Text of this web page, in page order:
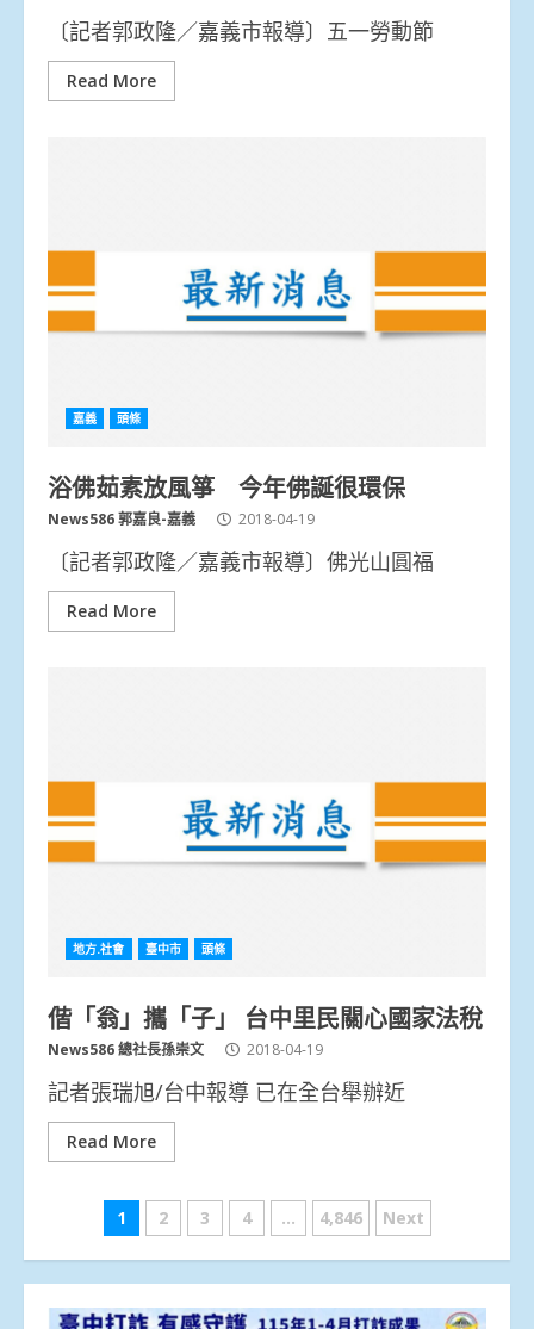
〔記者郭政隆／嘉義市報導〕五一勞動節
Read More
嘉義 頭條
浴佛茹素放風箏 今年佛誕很環保
News586 郭嘉良-嘉義 2018-04-19
〔記者郭政隆／嘉義市報導〕佛光山圓福
Read More
地方.社會 臺中市 頭條
偕「翁」攜「子」 台中里民關心國家法稅
News586 總社長孫崇文 2018-04-19
記者張瑞旭/台中報導 已在全台舉辦近
Read More
文
章
分
1 2 3 4 ... 4,846 Next